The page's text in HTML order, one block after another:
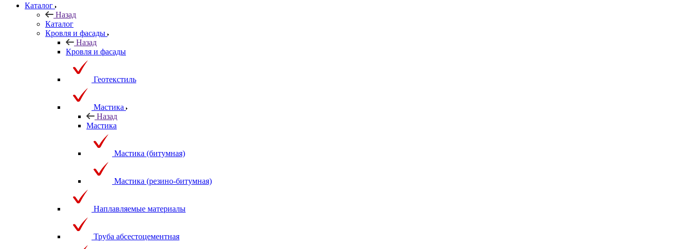
Каталог
Назад
Каталог
Кровля и фасады
Назад
Кровля и фасады
Геотекстиль
Мастика
Назад
Мастика
Мастика (битумная)
Мастика (резино-битумная)
Наплавляемые материалы
Труба абсестоцементная